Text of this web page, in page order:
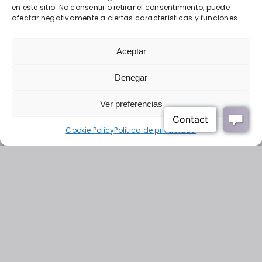
en este sitio. No consentir o retirar el consentimiento, puede
afectar negativamente a ciertas características y funciones.
Aceptar
Denegar
Ver preferencias
Cookie PolicyPolitica de privacidad
Solucionet.com&Cibernatural